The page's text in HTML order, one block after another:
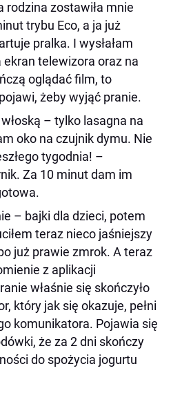
rodzina zostawiła mnie
trybu Eco, a ja już
pralka. I wysłałam
telewizora oraz na
oglądać film, to
żeby wyjąć pranie.
– tylko lasagna na
oko na czujnik dymu. Nie
tygodnia! –
Za 10 minut dam im
– bajki dla dzieci, potem
teraz nieco jaśniejszy
już prawie zmrok. A teraz
z aplikacji
właśnie się skończyło
który jak się okazuje, pełni
komunikatora. Pojawia się
że za 2 dni skończy
do spożycia jogurtu